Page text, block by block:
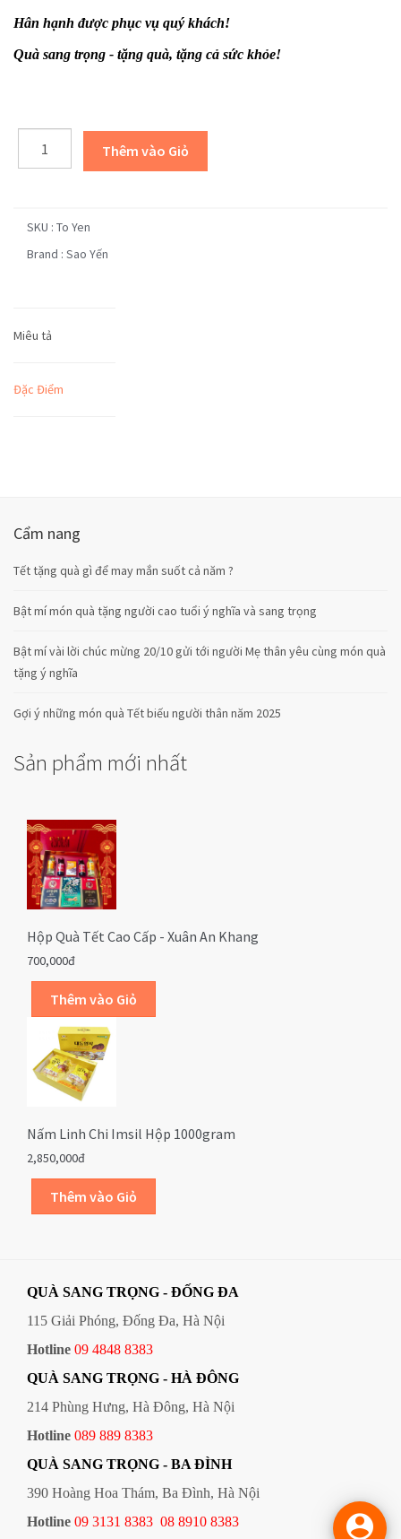
Hân hạnh được phục vụ quý khách!
Quà sang trọng - tặng quà, tặng cả sức khỏe!
SKU : To Yen
Brand : Sao Yến
Miêu tả
Đặc Điểm
Cẩm nang
Tết tặng quà gì để may mắn suốt cả năm ?
Bật mí món quà tặng người cao tuổi ý nghĩa và sang trọng
Bật mí vài lời chúc mừng 20/10 gửi tới người Mẹ thân yêu cùng món quà
tặng ý nghĩa
Gợi ý những món quà Tết biếu người thân năm 2025
Sản phẩm mới nhất
Hộp Quà Tết Cao Cấp - Xuân An Khang
700,000đ
Nấm Linh Chi Imsil Hộp 1000gram
2,850,000đ
QUÀ SANG TRỌNG - ĐỐNG ĐA
115 Giải Phóng, Đống Đa, Hà Nội
Hotline 09 4848 8383
QUÀ SANG TRỌNG - HÀ ĐÔNG
214 Phùng Hưng, Hà Đông, Hà Nội
Hotline 089 889 8383
QUÀ SANG TRỌNG - BA ĐÌNH
390 Hoàng Hoa Thám, Ba Đình, Hà Nội
Hotline 09 3131 8383 08 8910 8383 